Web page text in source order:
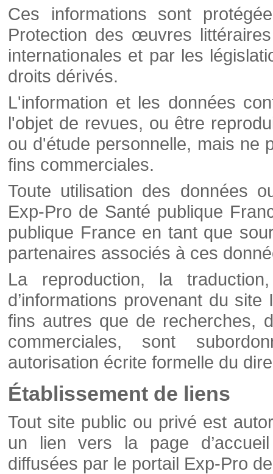
Ces informations sont
Protection des œuvres
internationales et par les
droits dérivés.
L'information et les données
l'objet de revues, ou être
ou d'étude personnelle, mais ne
fins commerciales.
Toute utilisation des données
Exp-Pro de Santé publique
publique France en tant que
partenaires associés à ces
La reproduction, la
d’informations provenant du
fins autres que de recherches,
commerciales, sont
autorisation écrite formelle du
Établissement de liens
Tout site public ou privé est
un lien vers la page
diffusées par le portail Exp-Pro